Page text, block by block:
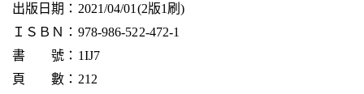
出版日期：2021/04/01(2版1刷)
ＩＳＢＮ：978-986-522-472-1
書 號：1IJ7
頁 數：212